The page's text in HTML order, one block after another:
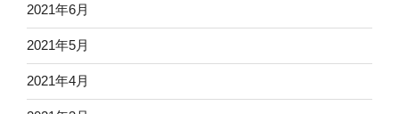
2021年6月
2021年5月
2021年4月